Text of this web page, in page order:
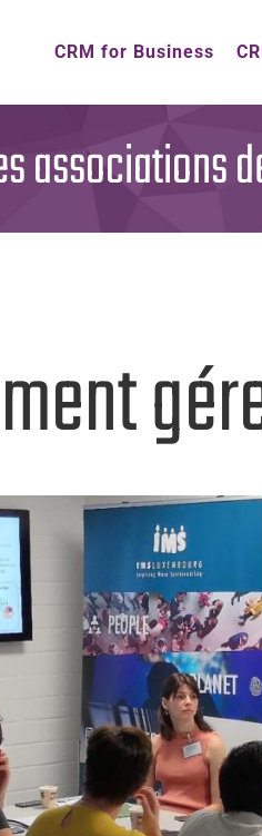
CRM for Business
associations